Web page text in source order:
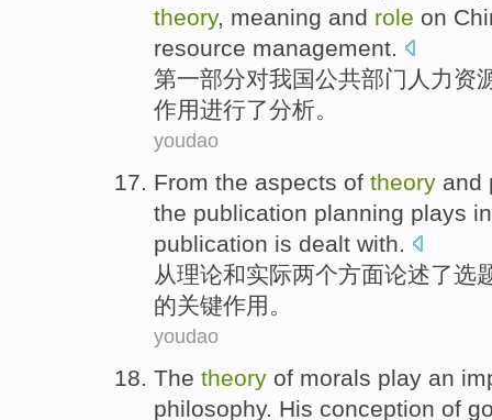
theory, meaning and role on
resource management.
第一部分对我国公共部门 人力资
作用进行了分析。
youdao
From the aspects of theory and
the publication planning plays in
publication is dealt with.
从理论和实际两个方面论述了选
的关键作用 。
youdao
The theory of morals play an
philosophy. His conception of